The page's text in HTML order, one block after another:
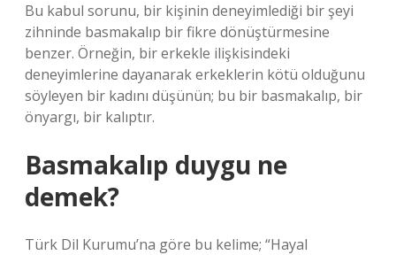
Bu kabul sorunu, bir kişinin deneyimlediği bir şeyi
zihninde basmakalıp bir fikre dönüştürmesine
benzer. Örneğin, bir erkekle ilişkisindeki
deneyimlerine dayanarak erkeklerin kötü olduğunu
söyleyen bir kadını düşünün; bu bir basmakalıp, bir
önyargı, bir kalıptır.
Basmakalıp duygu ne
demek?
Türk Dil Kurumu’na göre bu kelime; “Hayal